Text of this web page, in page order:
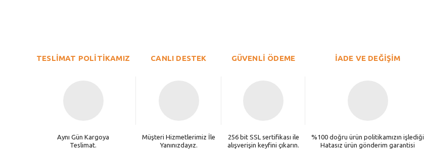
Ürün açıklamasında eksik bilgiler bulunuyor.
TESLİMAT POLİTİKAMIZ
Aynı Gün Kargoya
Teslimat.
CANLI DESTEK
Müşteri Hizmetlerimiz İle
Yanınızdayız.
GÜVENLİ ÖDEME
256 bit SSL sertifikası ile
alışverişin keyfini çıkarın.
İADE VE DEĞİŞİM
%100 doğru ürün politikamızın işlediği
Hatasız ürün gönderim garantisi